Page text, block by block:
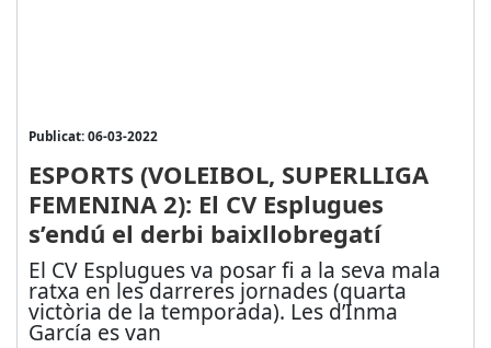
Publicat: 06-03-2022
ESPORTS (VOLEIBOL, SUPERLLIGA
FEMENINA 2): El CV Esplugues
s’endú el derbi baixllobregatí
El CV Esplugues va posar fi a la seva mala
ratxa en les darreres jornades (quarta
victòria de la temporada). Les d’Inma
García es van